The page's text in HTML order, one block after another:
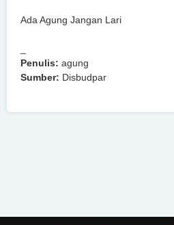
Ada Agung Jangan Lari
Penulis: agung
Sumber: Disbudpar